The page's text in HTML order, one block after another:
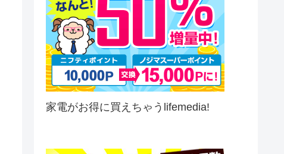
家電がお得に買えちゃうlifemedia!